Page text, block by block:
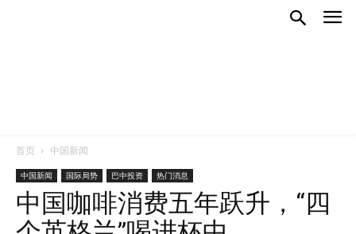
首页 中国新闻
中国新闻 国际局势 巴中投资 热门消息
中国咖啡消费五年跃升，“四